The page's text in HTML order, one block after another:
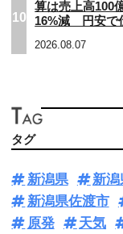
10
算は売上高100
16%減 円安で
2026.08.07
タグ
新潟県 新
新潟県佐渡市
原発
天気